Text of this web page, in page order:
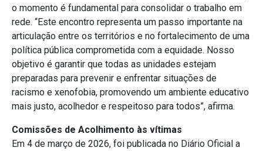
o momento é fundamental para consolidar o trabalho em
rede. “Este encontro representa um passo importante na
articulação entre os territórios e no fortalecimento de uma
política pública comprometida com a equidade. Nosso
objetivo é garantir que todas as unidades estejam
preparadas para prevenir e enfrentar situações de
racismo e xenofobia, promovendo um ambiente educativo
mais justo, acolhedor e respeitoso para todos”, afirma.
Comissões de Acolhimento às vítimas
Em 4 de março de 2026, foi publicada no Diário Oficial a